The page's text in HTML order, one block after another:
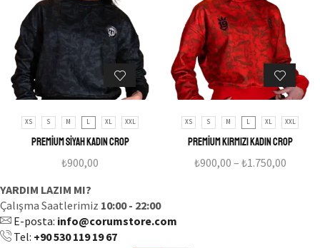
XS S M L XL XXL
Premium Siyah Kadın Crop
₺900,00
XS S M L XL XXL
Premium Kırmızı Kadın Crop
₺900,00 – ₺1.750,00
YARDIM LAZIM MI?
Çalışma Saatlerimiz 10:00 - 22:00
E-posta: info@corumstore.com
Tel: +90 530 119 19 67